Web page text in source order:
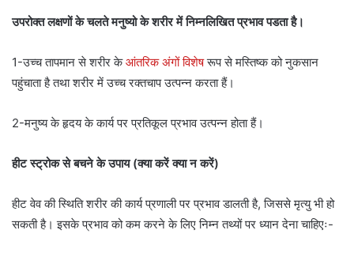
उपरोक्त लक्षणों के चलते मनुष्यो के शरीर में निम्नलिखित प्रभाव पडता है।
1-उच्च तापमान से शरीर केआंतरिक अंगों विशेषरूप से मस्तिष्क को नुकसान
पहुंचाता है तथा शरीर में उच्च रक्तचाप उत्पन्न करता हैं।
2-मनुष्य के हृदय के कार्य पर प्रतिकूल प्रभाव उत्पन्न होता हैं।
हीट स्ट्रोक से बचने के उपाय (क्या करें क्या न करें)
हीट वेव की स्थिति शरीर की कार्य प्रणाली पर प्रभाव डालती है, जिससे मृत्यु भी हो
सकती है। इसके प्रभाव को कम करने के लिए निम्न तथ्यों पर ध्यान देना चाहिएः-